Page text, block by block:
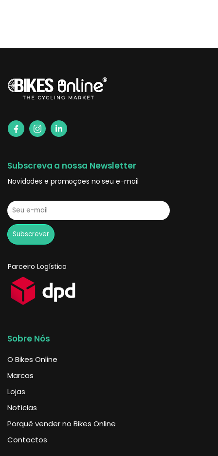
Subscreva a nossa Newsletter
Novidades e promoções no seu e-mail
Parceiro Logístico
Sobre Nós
O Bikes Online
Marcas
Lojas
Notícias
Porquê vender no Bikes Online
Contactos